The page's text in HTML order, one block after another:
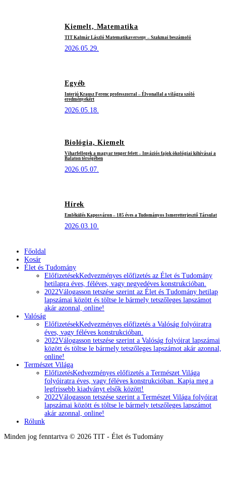
Kiemelt, Matematika
TIT Kalmár László Matematikaverseny – Szakmai beszámoló
2026.05.29.
Egyéb
Interjú Krausz Ferenc professzorral – Élvonallal a világra szóló
eredményekért
2026.05.18.
Biológia,Kiemelt
Viharfellegek a magyar tenger felett – Inváziós fajok ökológiai kihívásai a
Balaton térségében
2026.05.07.
Hírek
Emlékülés Kaposváron – 185 éves a Tudományos Ismeretterjesztő Társulat
2026.03.10.
Főoldal
Kosár
Élet és Tudomány
ElőfizetésekKedvezményes előfizetés az Élet és Tudomány
hetilapra éves, féléves, vagy negyedéves konstrukcióban.
2022Válogasson tetszése szerint az Élet és Tudomány hetilap
lapszámai között és töltse le bármely tetszőleges lapszámot
akár azonnal, online!
Valóság
ElőfizetésekKedvezményes előfizetés a Valóság folyóiratra
éves, vagy féléves konstrukcióban.
2022Válogasson tetszése szerint a Valóság folyóirat lapszámai
között és töltse le bármely tetszőleges lapszámot akár azonnal,
online!
Természet Világa
ElőfizetésKedvezményes előfizetés a Természet Világa
folyóiratra éves, vagy féléves konstrukcióban. Kapja meg a
legfrissebb kiadványt elsők között!
2022Válogasson tetszése szerint a Természet Világa folyóirat
lapszámai között és töltse le bármely tetszőleges lapszámot
akár azonnal, online!
Rólunk
Minden jog fenntartva © 2026 TIT - Élet és Tudomány